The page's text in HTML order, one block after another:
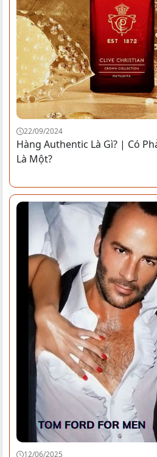
22/09/2024
Hàng Authentic Là Gì? | Có
Là Một?
12/06/2025